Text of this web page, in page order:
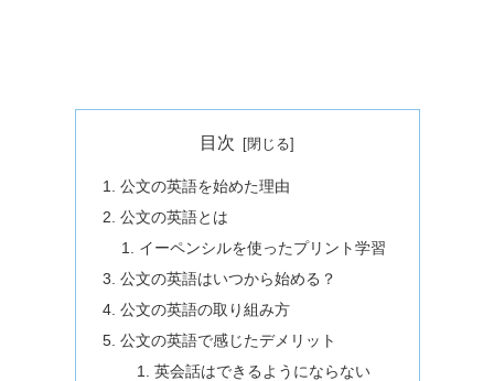
目次
公文の英語を始めた理由
公文の英語とは
イーペンシルを使ったプリント学習
公文の英語はいつから始める？
公文の英語の取り組み方
公文の英語で感じたデメリット
英会話はできるようにならない